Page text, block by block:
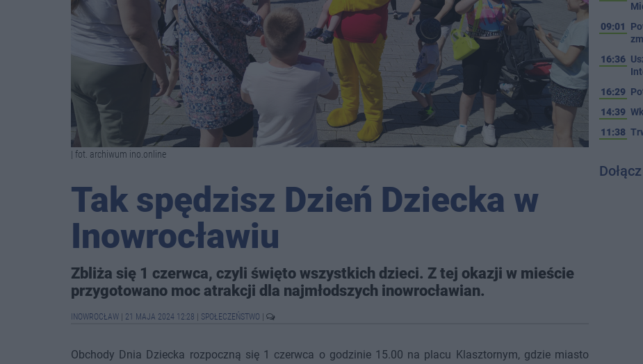
| fot. archiwum ino.online
Tak spędzisz Dzień Dziecka w
Inowrocławiu
Zbliża się 1 czerwca, czyli święto wszystkich dzieci. Z tej okazji w mieście
przygotowano moc atrakcji dla najmłodszych inowrocławian.
INOWROCŁAW 21 MAJA 2024 12:28 SPOŁECZEŃSTWO
Obchody Dnia Dziecka rozpoczną się 1 czerwca o godzinie 15.00 na placu Klasztornym, gdzie miasto
09:01
16:36
16:29
14:39
11:38